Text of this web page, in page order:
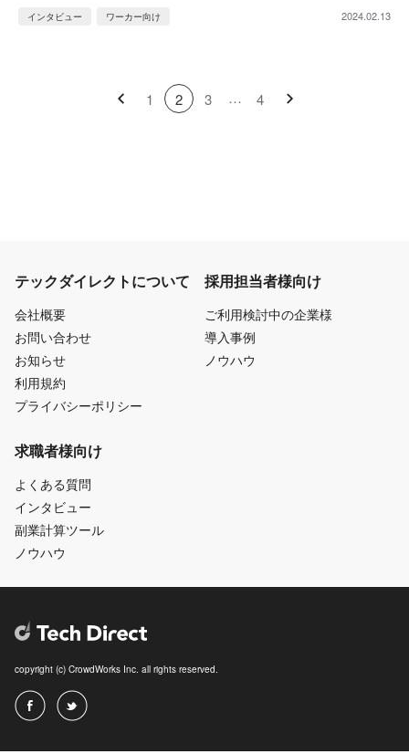
インタビュー ワーカー向け 2024.02.13
1 2 3 4
テックダイレクトについて
会社概要
お問い合わせ
お知らせ
利用規約
プライバシーポリシー
採用担当者様向け
ご利用検討中の企業様
導入事例
ノウハウ
求職者様向け
よくある質問
インタビュー
副業計算ツール
ノウハウ
copyright (c) CrowdWorks Inc. all rights reserved.